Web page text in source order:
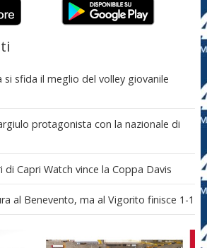
si sfida il meglio del volley giovanile
protagonista con la nazionale di
di Capri Watch vince la Coppa Davis
al Benevento, ma al Vigorito finisce 1-1